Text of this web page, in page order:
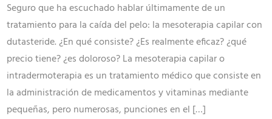
Seguro que ha escuchado hablar últimamente de un
tratamiento para la caída del pelo: la mesoterapia capilar con
dutasteride. ¿En qué consiste? ¿Es realmente eficaz? ¿qué
precio tiene? ¿es doloroso? La mesoterapia capilar o
intradermoterapia es un tratamiento médico que consiste en
la administración de medicamentos y vitaminas mediante
pequeñas, pero numerosas, punciones en el […]